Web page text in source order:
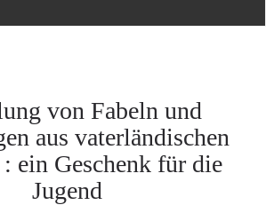
von Fabeln und
aus vaterländischen
ein Geschenk für die
Jugend